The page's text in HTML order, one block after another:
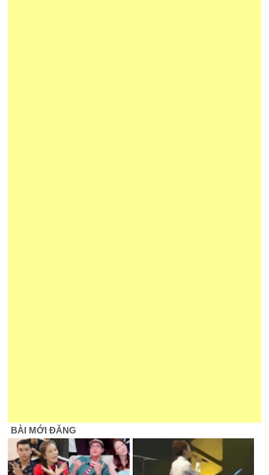
BÀI MỚI ĐĂNG